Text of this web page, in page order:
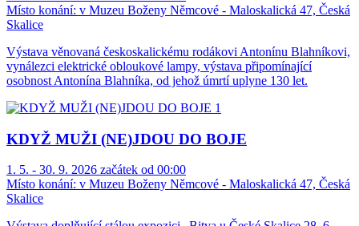
Místo konání: v Muzeu Boženy Němcové - Maloskalická 47, Česká
Skalice
Výstava věnovaná českoskalickému rodákovi Antonínu Blahníkovi,
vynálezci elektrické obloukové lampy, výstava připomínající
osobnost Antonína Blahníka, od jehož úmrtí uplyne 130 let.
KDYŽ MUŽI (NE)JDOU DO BOJE
1. 5. - 30. 9. 2026 začátek od 00:00
Místo konání: v Muzeu Boženy Němcové - Maloskalická 47, Česká
Skalice